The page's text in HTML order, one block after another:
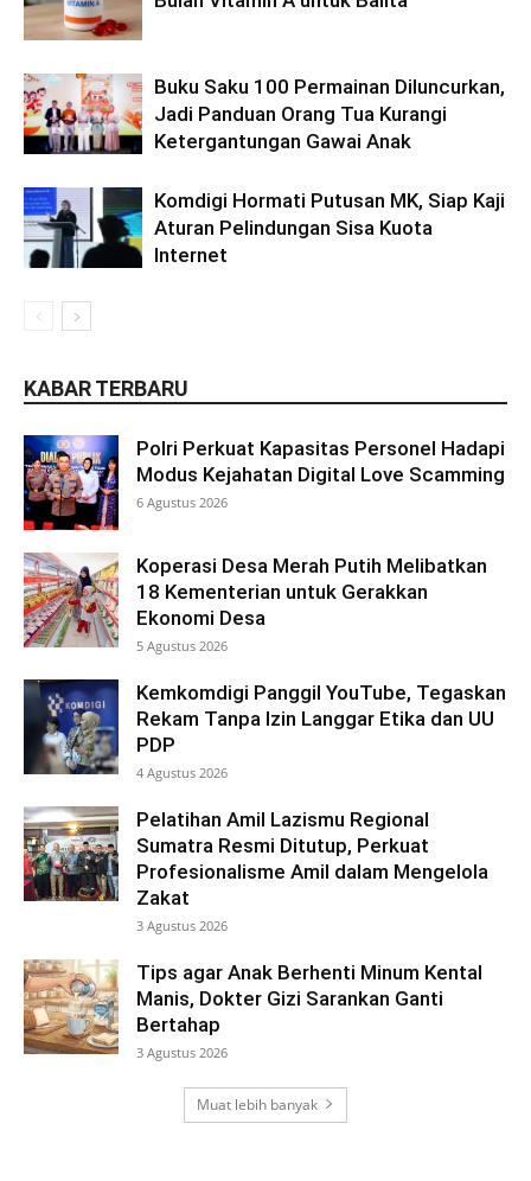
Buku Saku 100 Permainan Diluncurkan,
Jadi Panduan Orang Tua Kurangi
Ketergantungan Gawai Anak
Komdigi Hormati Putusan MK, Siap Kaji
Aturan Pelindungan Sisa Kuota
Internet
KABAR TERBARU
Polri Perkuat Kapasitas Personel Hadapi
Modus Kejahatan Digital Love Scamming
6 Agustus 2026
Koperasi Desa Merah Putih Melibatkan
18 Kementerian untuk Gerakkan
Ekonomi Desa
5 Agustus 2026
Kemkomdigi Panggil YouTube, Tegaskan
Rekam Tanpa Izin Langgar Etika dan UU
PDP
4 Agustus 2026
Pelatihan Amil Lazismu Regional
Sumatra Resmi Ditutup, Perkuat
Profesionalisme Amil dalam Mengelola
Zakat
3 Agustus 2026
Tips agar Anak Berhenti Minum Kental
Manis, Dokter Gizi Sarankan Ganti
Bertahap
3 Agustus 2026
Muat lebih banyak